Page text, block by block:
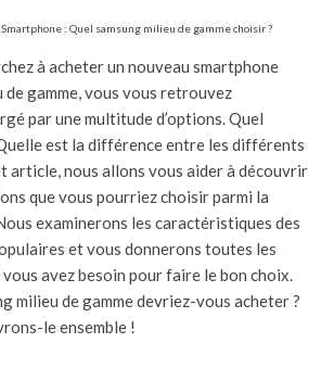
Smartphone : Quel samsung milieu de gamme choisir ?
à acheter un nouveau smartphone
de gamme, vous vous retrouvez
par une multitude d’options. Quel
est la différence entre les différents
article, nous allons vous aider à découvrir
que vous pourriez choisir parmi la
examinerons les caractéristiques des
et vous donnerons toutes les
avez besoin pour faire le bon choix.
milieu de gamme devriez-vous acheter ?
le ensemble !